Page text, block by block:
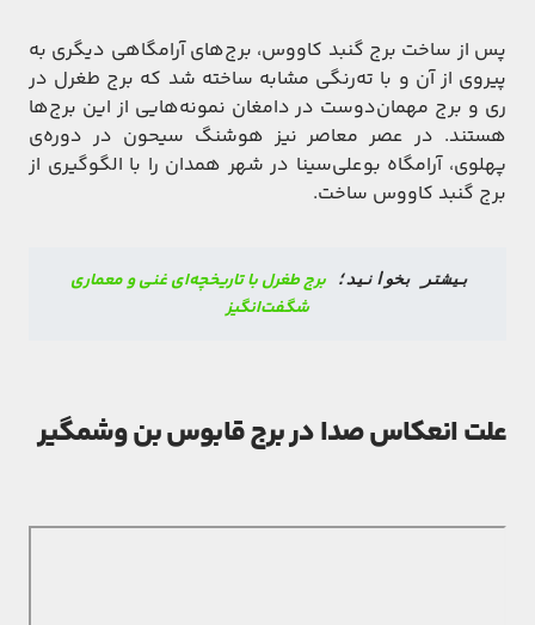
پس از ساخت برج گنبد کاووس، برج‌های آرامگاهی دیگری به
پیروی از آن و با ته‌رنگی مشابه ساخته شد که برج طغرل در
ری و برج مهمان‌دوست در دامغان نمونه‌هایی از این برج‌ها
هستند. در عصر معاصر نیز هوشنگ سیحون در دوره‌ی
پهلوی، آرامگاه بوعلی‌سینا در شهر همدان را با الگوگیری از
برج گنبد کاووس ساخت.
بیشتر بخوانید؛
شگفت‌انگیز
علت انعکاس صدا در برج قابوس بن وشمگیر